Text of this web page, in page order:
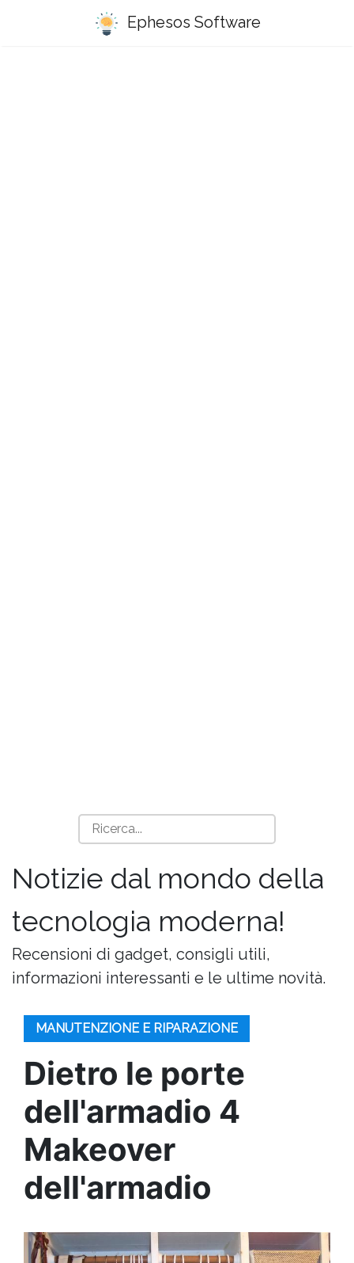
Ephesos Software
Notizie dal mondo della
tecnologia moderna!
Recensioni di gadget, consigli utili,
informazioni interessanti e le ultime novità.
MANUTENZIONE E RIPARAZIONE
Dietro le porte
dell'armadio 4
Makeover
dell'armadio